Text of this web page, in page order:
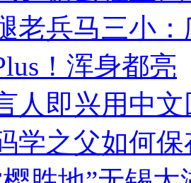
老兵马三小
！浑身都亮
人即兴用中
学之父如何